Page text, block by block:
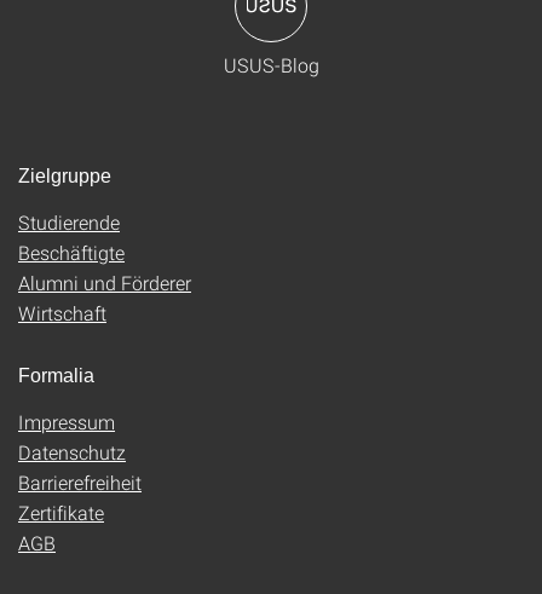
USUS-Blog
Zielgruppe
Studierende
Beschäftigte
Alumni und Förderer
Wirtschaft
Formalia
Impressum
Datenschutz
Barrierefreiheit
Zertifikate
AGB